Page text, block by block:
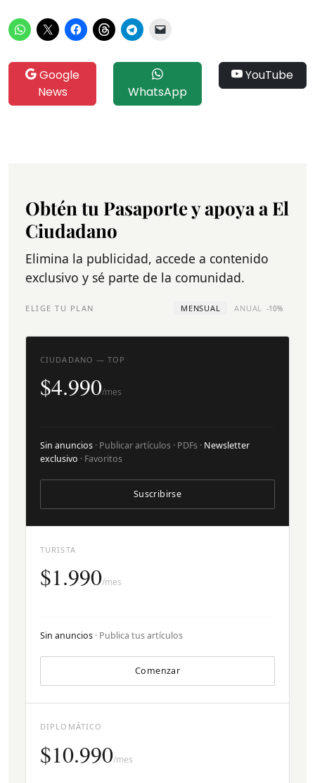
Google
News
WhatsApp
YouTube
Obtén tu Pasaporte y apoya a El
Ciudadano
Elimina la publicidad, accede a contenido
exclusivo y sé parte de la comunidad.
ELIGE TU PLAN MENSUAL ANUAL -10%
TURISTA
$1.990/mes
Sin anuncios · Publica tus artículos
Comenzar
CIUDADANO — TOP
$4.990/mes
Sin anuncios · Publicar artículos · PDFs · Newsletter
exclusivo · Favoritos
Suscribirse
DIPLOMÁTICO
$10.990/mes